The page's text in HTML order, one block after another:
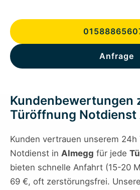
Anfrage
Kundenbewertungen
Türöffnung Notdienst
Kunden vertrauen unserem 24h
Notdienst in Almegg für jede
bieten schnelle Anfahrt (15-20
69 €, oft zerstörungsfrei.